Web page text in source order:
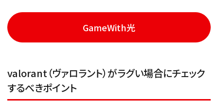
GameWith光
valorant（ヴァロラント）がラグい場合にチェック
するべきポイント